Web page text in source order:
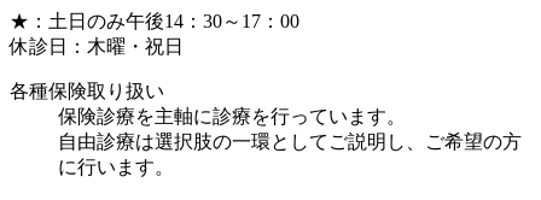
★ ：土日のみ午後14：30～17：00
休診日：木曜・祝日
各種保険取り扱い
保険診療を主軸に診療を行っています。
自由診療は選択肢の一環としてご説明し、ご希望の方
に行います。